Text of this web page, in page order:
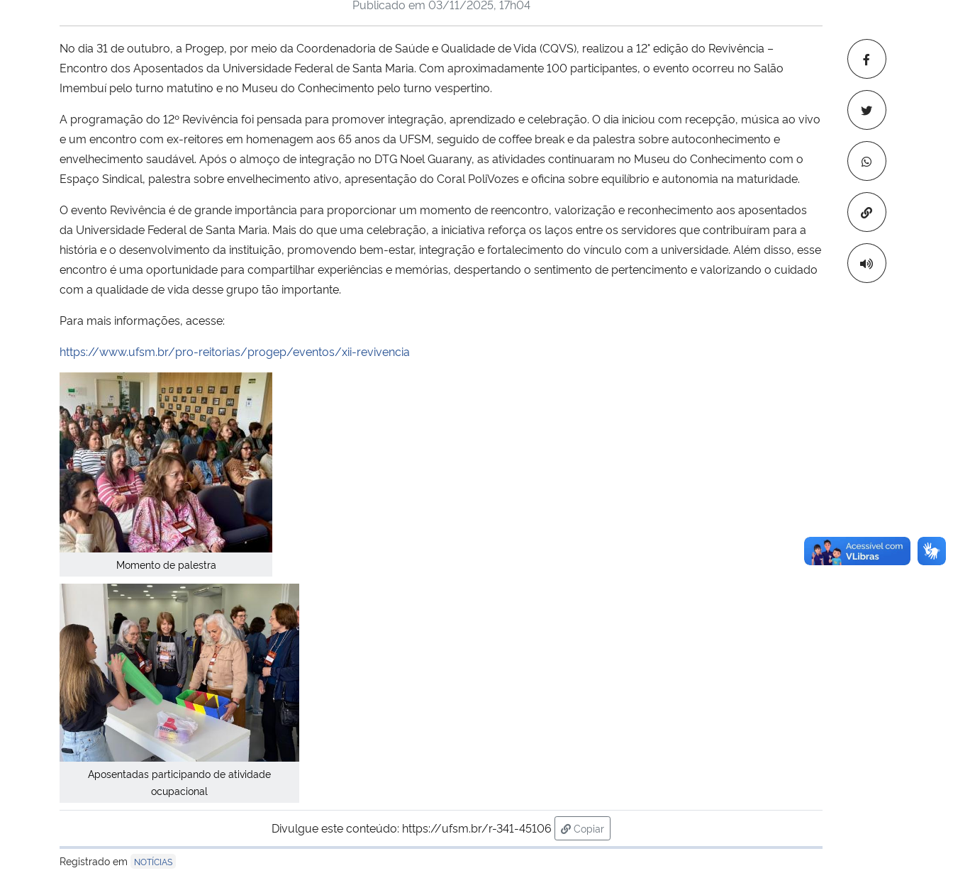
Copiar para
Publicado em 03/11/2025, 17h04
No dia 31 de outubro, a Progep, por meio da Coordenadoria de Saúde e Qualidade de Vida (CQVS), realizou a 12° edição do Revivência –
Encontro dos Aposentados da Universidade Federal de Santa Maria. Com aproximadamente 100 participantes, o evento ocorreu no Salão
Imembuí pelo turno matutino e no Museu do Conhecimento pelo turno vespertino.
A programação do 12º Revivência foi pensada para promover integração, aprendizado e celebração. O dia iniciou com recepção, música ao vivo
e um encontro com ex-reitores em homenagem aos 65 anos da UFSM, seguido de coffee break e da palestra sobre autoconhecimento e
envelhecimento saudável. Após o almoço de integração no DTG Noel Guarany, as atividades continuaram no Museu do Conhecimento com o
Espaço Sindical, palestra sobre envelhecimento ativo, apresentação do Coral PoliVozes e oficina sobre equilíbrio e autonomia na maturidade.
O evento Revivência é de grande importância para proporcionar um momento de reencontro, valorização e reconhecimento aos aposentados
da Universidade Federal de Santa Maria. Mais do que uma celebração, a iniciativa reforça os laços entre os servidores que contribuíram para a
história e o desenvolvimento da instituição, promovendo bem-estar, integração e fortalecimento do vínculo com a universidade. Além disso, esse
encontro é uma oportunidade para compartilhar experiências e memórias, despertando o sentimento de pertencimento e valorizando o cuidado
com a qualidade de vida desse grupo tão importante.
Para mais informações, acesse:
https://www.ufsm.br/pro-reitorias/progep/eventos/xii-revivencia
Momento de palestra
Aposentadas participando de atividade
ocupacional
Divulgue este conteúdo: https://ufsm.br/r-341-45106
Copiar
para área de transferência
Registrado em
NOTÍCIAS